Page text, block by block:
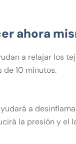
ahora
a relajar los
de 10 minutos.
a
la presión y el